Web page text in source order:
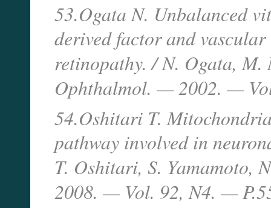
53.Ogata N. Unbalanced
derived factor and
retinopathy. / N. Ogata,
Ophthalmol. — 2002. —
54.Oshitari T.
pathway involved in
T. Oshitari, S. Yamamoto,
2008. — Vol. 92, N4. —